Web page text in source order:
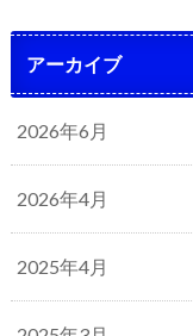
アーカイブ
2026年6月
2026年4月
2025年4月